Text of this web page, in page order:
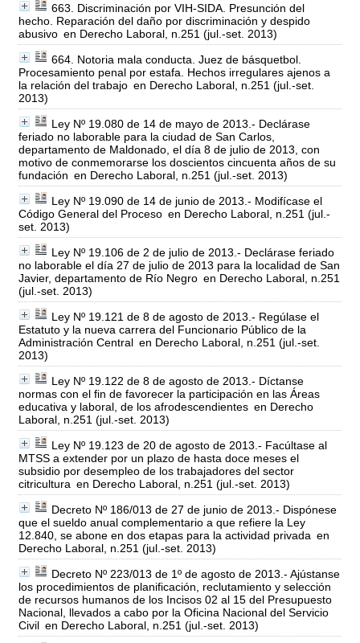
663. Discriminación por VIH-SIDA. Presunción del
hecho. Reparación del daño por discriminación y despido
abusivo en Derecho Laboral, n.251 (jul.-set. 2013)
664. Notoria mala conducta. Juez de básquetbol.
Procesamiento penal por estafa. Hechos irregulares ajenos a
la relación del trabajo en Derecho Laboral, n.251 (jul.-set.
2013)
Ley Nº 19.080 de 14 de mayo de 2013.- Declárase
feriado no laborable para la ciudad de San Carlos,
departamento de Maldonado, el día 8 de julio de 2013, con
motivo de conmemorarse los doscientos cincuenta años de su
fundación en Derecho Laboral, n.251 (jul.-set. 2013)
Ley Nº 19.090 de 14 de junio de 2013.- Modifícase el
Código General del Proceso en Derecho Laboral, n.251 (jul.-
set. 2013)
Ley Nº 19.106 de 2 de julio de 2013.- Declárase feriado
no laborable el día 27 de julio de 2013 para la localidad de San
Javier, departamento de Río Negro en Derecho Laboral, n.251
(jul.-set. 2013)
Ley Nº 19.121 de 8 de agosto de 2013.- Regúlase el
Estatuto y la nueva carrera del Funcionario Público de la
Administración Central en Derecho Laboral, n.251 (jul.-set.
2013)
Ley Nº 19.122 de 8 de agosto de 2013.- Díctanse
normas con el fin de favorecer la participación en las Áreas
educativa y laboral, de los afrodescendientes en Derecho
Laboral, n.251 (jul.-set. 2013)
Ley Nº 19.123 de 20 de agosto de 2013.- Facúltase al
MTSS a extender por un plazo de hasta doce meses el
subsidio por desempleo de los trabajadores del sector
citricultura en Derecho Laboral, n.251 (jul.-set. 2013)
Decreto Nº 186/013 de 27 de junio de 2013.- Dispónese
que el sueldo anual complementario a que refiere la Ley
12.840, se abone en dos etapas para la actividad privada en
Derecho Laboral, n.251 (jul.-set. 2013)
Decreto Nº 223/013 de 1º de agosto de 2013.- Ajústanse
los procedimientos de planificación, reclutamiento y selección
de recursos humanos de los Incisos 02 al 15 del Presupuesto
Nacional, llevados a cabo por la Oficina Nacional del Servicio
Civil en Derecho Laboral, n.251 (jul.-set. 2013)